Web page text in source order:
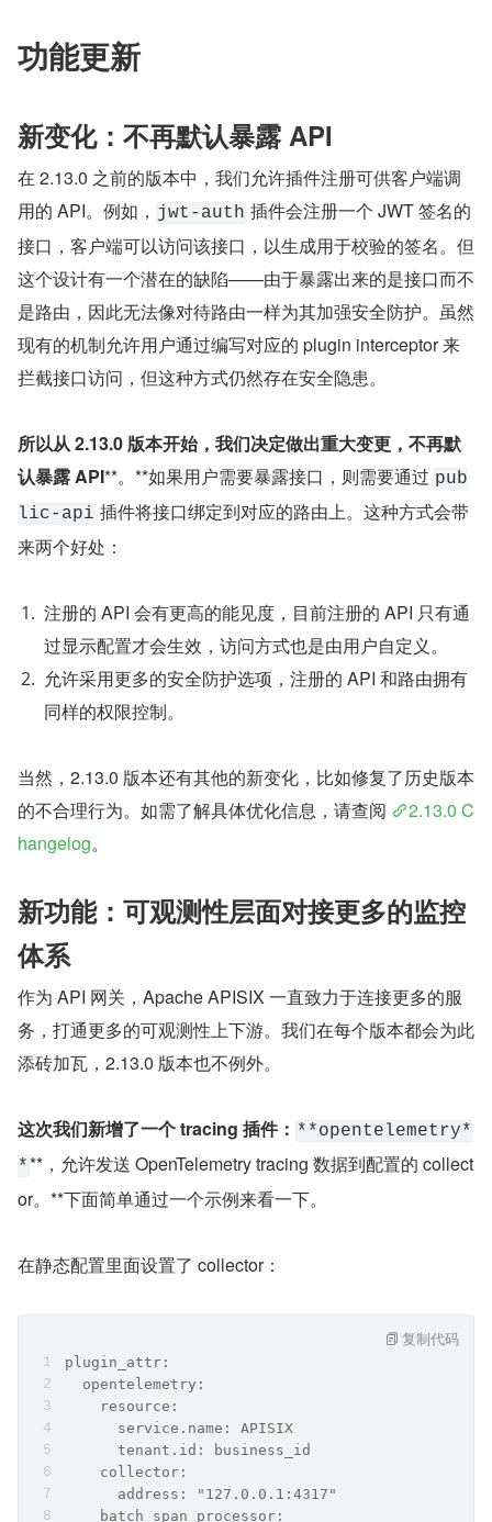
功能更新
新变化：不再默认暴露 API
在 2.13.0 之前的版本中，我们允许插件注册可供客户端调
用的 API。例如， jwt-auth 插件会注册一个 JWT 签名的
接口，客户端可以访问该接口，以生成用于校验的签名。但
这个设计有一个潜在的缺陷——由于暴露出来的是接口而不
是路由，因此无法像对待路由一样为其加强安全防护。虽然
现有的机制允许用户通过编写对应的 plugin interceptor 来
拦截接口访问，但这种方式仍然存在安全隐患。
所以从 2.13.0 版本开始，我们决定做出重大变更，不再默
认暴露API**。**如果用户需要暴露接口，则需要通过 pub
lic-api 插件将接口绑定到对应的路由上。这种方式会带
来两个好处：
注册的 API 会有更高的能见度，目前注册的 API 只有通
过显示配置才会生效，访问方式也是由用户自定义。
允许采用更多的安全防护选项，注册的 API 和路由拥有
同样的权限控制。
当然，2.13.0 版本还有其他的新变化，比如修复了历史版本
的不合理行为。如需了解具体优化信息，请查阅
2.13.0 C
hangelog。
新功能：可观测性层面对接更多的监控
体系
作为 API 网关，Apache APISIX 一直致力于连接更多的服
务，打通更多的可观测性上下游。我们在每个版本都会为此
添砖加瓦，2.13.0 版本也不例外。
这次我们新增了一个 tracing 插件： **opentelemetry*
***，允许发送 OpenTelemetry tracing 数据到配置的 collect
or。**下面简单通过一个示例来看一下。
在静态配置里面设置了 collector：
plugin_attr:
  opentelemetry:
    resource:
      service.name: APISIX
      tenant.id: business_id
    collector:
      address: "127.0.0.1:4317"
    batch_span_processor:
复制代码